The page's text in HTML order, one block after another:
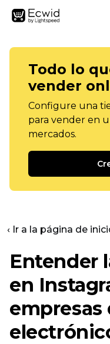
Todo lo
vender
Configure una
para vender en
mercados.
‹ Ir a la página de
Entender
en